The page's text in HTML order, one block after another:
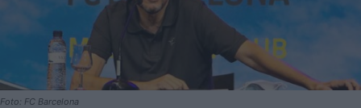
Foto: FC Barcelona